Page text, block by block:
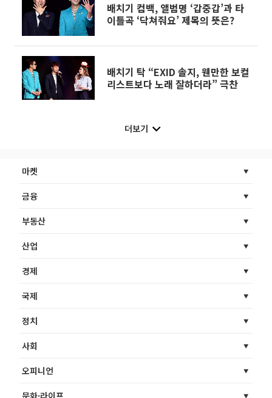
배치기 컴백, 앨범명 ‘갑중갑’과 타
이틀곡 ‘닥쳐줘요’ 제목의 뜻은?
배치기 탁 “EXID 솔지, 웬만한 보컬
리스트보다 노래 잘하더라” 극찬
더보기
마켓
금융
부동산
산업
경제
국제
정치
사회
오피니언
문화·라이프